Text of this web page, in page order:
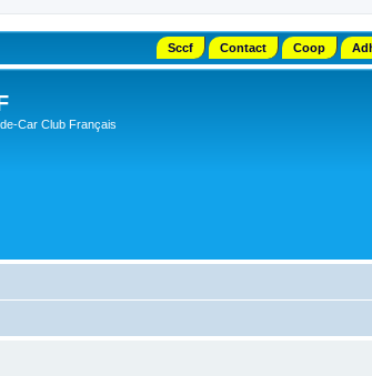
Sccf Contact Coop
Car Club Français